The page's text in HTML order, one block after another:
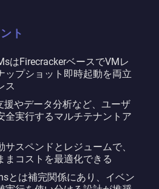
ト
はFirecrackerベースでVMレ
ップショット即時起動を両立
ス
援やデータ分析など、ユーザ
全実行するマルチテナントア
サスペンドとレジュームで、
まコストを最適化できる
とは補完関係にあり、イベン